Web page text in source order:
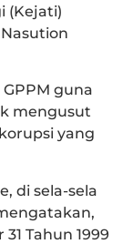
(Kejati)
guna
mengusut
yang
di sela-sela
Tahun 1999